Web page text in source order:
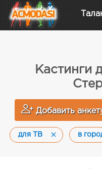
Кастинги
Добавить
для ТВ в